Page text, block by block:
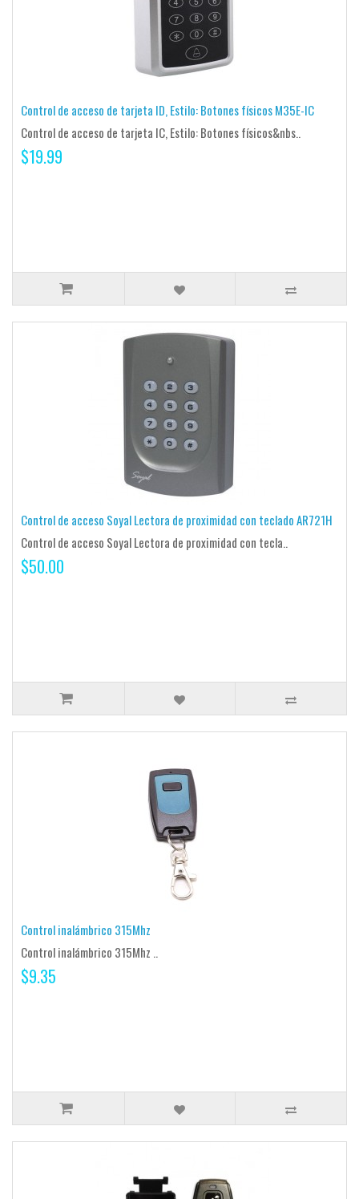
Control de acceso de tarjeta ID, Estilo: Botones físicos M35E-IC
Control de acceso de tarjeta IC, Estilo: Botones físicos&nbs..
$19.99
Control de acceso Soyal Lectora de proximidad con teclado AR721H
Control de acceso Soyal Lectora de proximidad con tecla..
$50.00
Control inalámbrico 315Mhz
Control inalámbrico 315Mhz ..
$9.35